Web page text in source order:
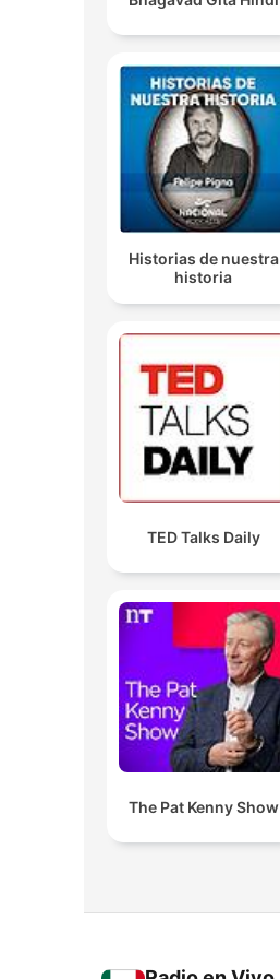
Historias de nuestra
historia
TED Talks Daily
The Pat Kenny Show